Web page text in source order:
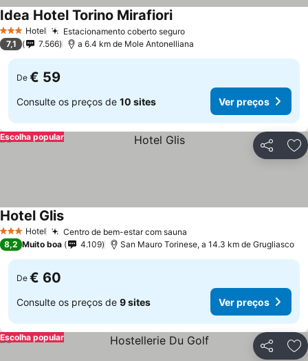
3 EstrelasHotel Estacionamento coberto seguroVer preços
Idea Hotel Torino MirafioriVer preços
7,1 7.566 a 6.4 km de Mole Antonelliana
De € 59
Consulte os preços de 10 sites Ver preços
Partilhar
Escolha popular
3 EstrelasHotel Centro de bem-estar com sauna
Hotel GlisVer preços
8,2 Muito boa 4.109 San Mauro Torinese, a 14.3 km de Grugliasco
De € 60
Consulte os preços de 9 sites Ver preços
Partilhar
Escolha popular